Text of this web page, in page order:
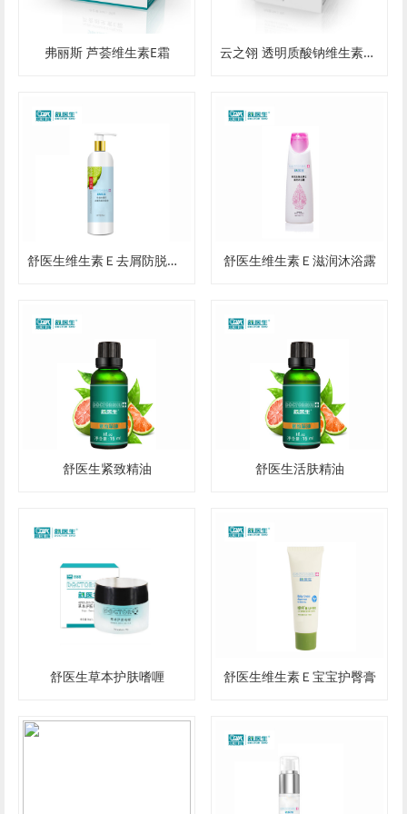
弗丽斯 芦荟维生素E霜 云之翎 透明质酸钠维生素E霜
舒医生维生素Ｅ去屑防脱洗发水 舒医生维生素Ｅ滋润沐浴露
舒医生紧致精油 舒医生活肤精油
舒医生草本护肤嗜喱 舒医生维生素Ｅ宝宝护臀膏